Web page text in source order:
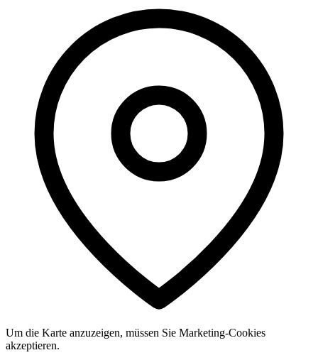
Um die Karte anzuzeigen, müssen Sie Marketing-Cookies
akzeptieren.